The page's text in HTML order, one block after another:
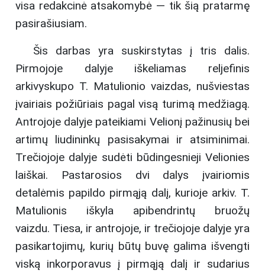
visa redakcinė atsakomybė — tik šią pratarmę
pasirašiusiam.
Šis darbas yra suskirstytas į tris dalis.
Pirmojoje dalyje iškeliamas reljefinis
arkivyskupo T. Matulionio vaizdas, nušviestas
įvairiais požiūriais pagal visą turimą medžiagą.
Antrojoje dalyje pateikiami Velionį pažinusių bei
artimų liudininkų pasisakymai ir atsiminimai.
Trečiojoje dalyje sudėti būdingesnieji Velionies
laiškai. Pastarosios dvi dalys įvairiomis
detalėmis papildo pirmąją dalį, kurioje arkiv. T.
Matulionis iškyla apibendrintų bruožų
vaizdu. Tiesa, ir antrojoje, ir trečiojoje dalyje yra
pasikartojimų, kurių būtų buvę galima išvengti
viską inkorporavus į pirmąją dalį ir sudarius